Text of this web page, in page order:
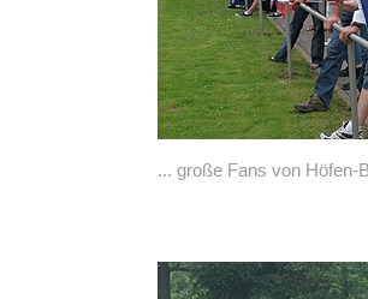
... große Fans von Höfen-